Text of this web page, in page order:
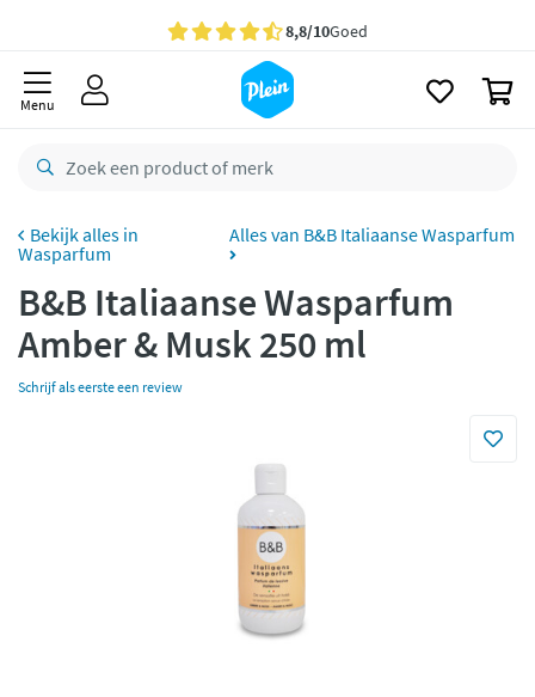
Gratisbezorging vanaf 35,- *
besteld,
retourneren
CO2 neutraal bezorgd
Menu
Wasparfum
Alles van B&B Italiaanse Wasparfum
B&B Italiaanse Wasparfum
Amber & Musk 250 ml
Schrijf als eerste een review